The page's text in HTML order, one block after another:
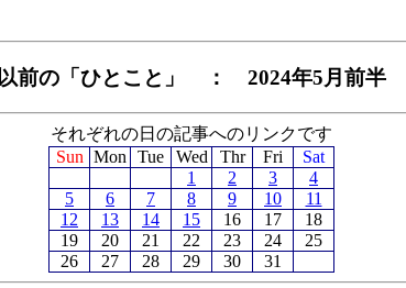
以前の「ひとこと」 ： 2024年5月前半
それぞれの日の記事へのリンクです
Sun Mon Tue Wed Thr Fri
Sat
1
2 3
4
5
6 7 8 9 10
11
12
13 14 15 16 17
18
19
20 21 22 23 24
25
26
27 28 29 30 31